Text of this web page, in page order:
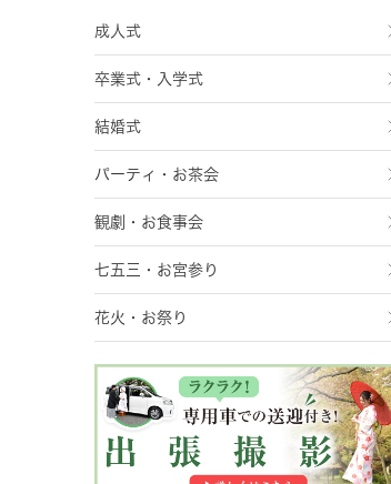
成人式
卒業式・入学式
結婚式
パーティ・お茶会
観劇・お食事会
七五三・お宮参り
花火・お祭り